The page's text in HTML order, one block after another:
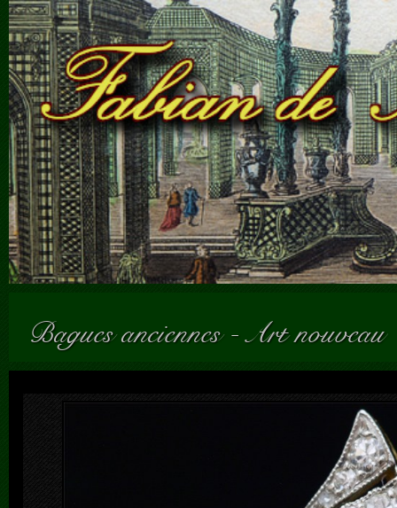
Bagues anciennes Art nouveau